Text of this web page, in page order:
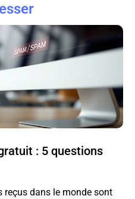
: 5 questions
reçus dans le monde sont